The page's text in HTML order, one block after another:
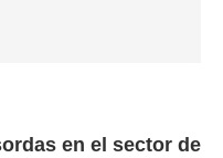
en el sector de